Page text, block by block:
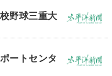
野球三重大
ートセンタ